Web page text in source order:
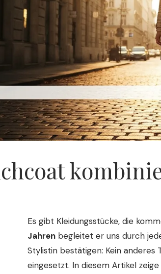
Es gibt Kleidungsstücke, die
Jahren begleitet er uns durch
Stylistin bestätigen: Kein anderes
eingesetzt. In diesem Artikel